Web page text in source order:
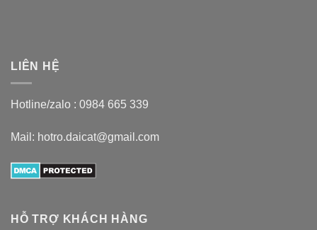
LIÊN HỆ
Hotline/zalo : 0984 665 339
Mail: hotro.daicat@gmail.com
HỖ TRỢ KHÁCH HÀNG